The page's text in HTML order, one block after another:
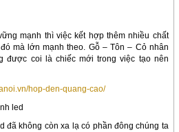
mạnh thì việc kết hợp thêm nhiều chất
mà lớn mạnh theo. Gỗ – Tôn – Cỏ nhân
được coi là chiếc mới trong việc tạo nên
hop-den-quang-cao/
led
đã không còn xa lạ có phần đông chúng ta